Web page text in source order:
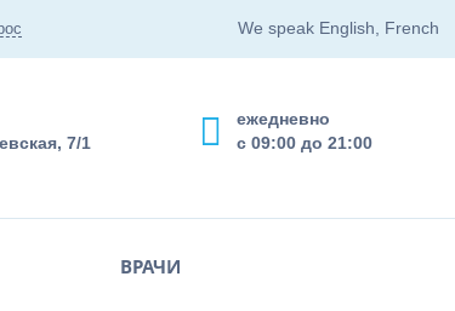
We speak English, French
ежедневно
с 09:00 до 21:00
7/1
ВРАЧИ